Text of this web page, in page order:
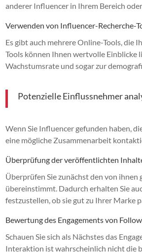
anderer Influencer in Ihrem Bereich
Verwenden von Influencer-Recherche-
Es gibt auch mehrere Online-Tools, die
Tools können Ihnen wertvolle Einblicke
Wachstumsrate und sogar zur
Potenzielle Einflussnehmer
Wenn Sie Influencer gefunden haben,
eine mögliche Zusammenarbeit
Überprüfung der veröffentlichten
Überprüfen Sie zunächst den von
übereinstimmt. Dadurch erhalten Sie
festzustellen, ob sie gut zu Ihrer Marke
Bewertung des Engagements von
Schauen Sie sich als Nächstes das
Interaktion ist wahrscheinlich nicht die